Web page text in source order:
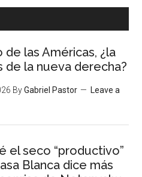
de las Américas, ¿la
de la nueva derecha?
ByGabriel Pastor
Leave a
el seco “productivo”
Blanca dice más